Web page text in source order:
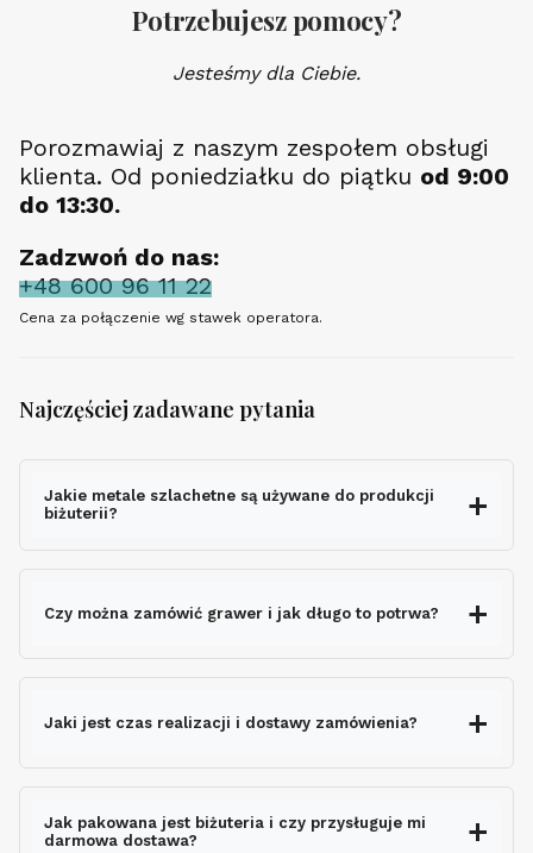
Potrzebujesz pomocy?
Jesteśmy dla Ciebie.
Porozmawiaj z naszym zespołem obsługi
klienta. Od poniedziałku do piątku od 9:00
do 13:30.
Zadzwoń do nas:
+48 600 96 11 22
Cena za połączenie wg stawek operatora.
Najczęściej zadawane pytania
Jakie metale szlachetne są używane do produkcji
biżuterii?
Czy można zamówić grawer i jak długo to potrwa?
grawerem gratis
wysyłki
Jaki jest czas realizacji i dostawy zamówienia?
Jak pakowana jest biżuteria i czy przysługuje mi
darmowa dostawa?